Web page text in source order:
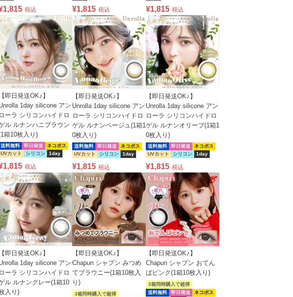
1,815 税込 ¥1,815 税込 ¥1,815 税込
【即日発送OK♪】
1day silicone アン
ローラ シリコンハイドロ
ル ルナンハニブラウン
箱10枚入り)
送料無料 即日発送
ネコポス
UVカット
シリコン 1day
1,815 税込
【即日発送OK♪】
Unrolla 1day silicone アン
ローラ シリコンハイドロ
ゲル ルナンベージュ(1箱1
0枚入り)
送料無料 即日発送
ネコポス
UVカット
シリコン 1day
¥1,815 税込
【即日発送OK♪】
Unrolla 1day silicone アン
ローラ シリコンハイドロ
ゲル ルナンオリーブ(1箱1
0枚入り)
送料無料 即日発送
ネコポス
UVカット
シリコン 1day
¥1,815 税込
【即日発送OK♪】
1day silicone アン
ローラ シリコンハイドロ
ル ルナングレー(1箱10
入り)
【即日発送OK♪】
Chapun シャプン みつめ
てブラウニー(1箱10枚入
り)
3箱同時購入で超得
【即日発送OK♪】
Chapun シャプン おてん
ばピンク(1箱10枚入り)
送料無料 即日発送
ネコポス
3箱同時購入で超得